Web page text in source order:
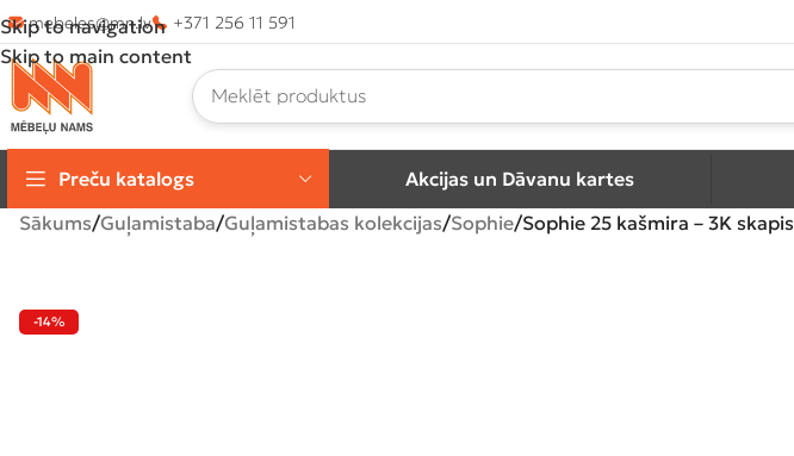
Skip to navigation
Skip to main content
mebeles@mn.lv +371 256 11 591
Preču katalogs Akcijas un Dāvanu kartes
Sākums Guļamistaba Guļamistabas kolekcijas Sophie Sophie 25 kašmira – 3K skapis
-14%